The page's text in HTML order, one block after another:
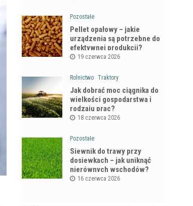
Pozostałe
Pellet opałowy – jakie
urządzenia są potrzebne do
efektywnej produkcji?
19 czerwca 2026
Rolnictwo Traktory
Jak dobrać moc ciągnika do
wielkości gospodarstwa i
rodzaju prac?
18 czerwca 2026
Pozostałe
Siewnik do trawy przy
dosiewkach – jak uniknąć
nierównych wschodów?
16 czerwca 2026